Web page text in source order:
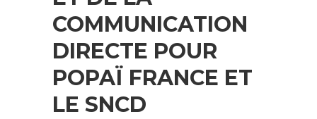
COMMUNICATION
DIRECTE POUR
POPAÏ FRANCE ET
LE SNCD